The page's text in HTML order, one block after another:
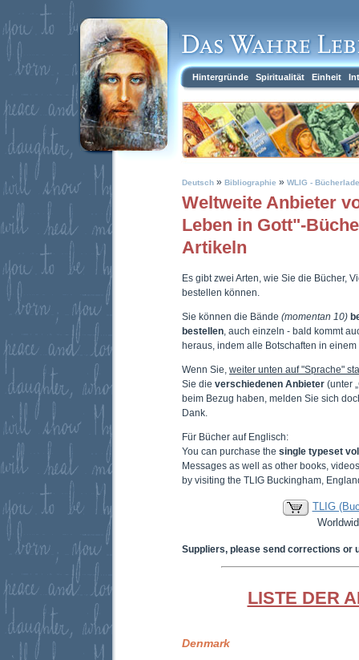
Hintergründe Spiritualität Einheit
Deutsch » Bibliographie » WLIG -
Weltweite Anbieter
Leben in Gott"-
Artikeln
Es gibt zwei Arten, wie Sie die Bücher,
bestellen können.
Sie können die Bände (momentan 10)
bestellen , auch einzeln - bald kommt
heraus, indem alle Botschaften in
Wenn Sie, weiter unten auf "Sprache"
Sie die verschiedenen Anbieter (unter
beim Bezug haben, melden Sie sich
Dank.
Für Bücher auf Englisch:
You can purchase the single typeset
Messages as well as other books,
by visiting the TLIG Buckingham,
TLIG
Suppliers, please send corrections or
LISTE DER
Denmark